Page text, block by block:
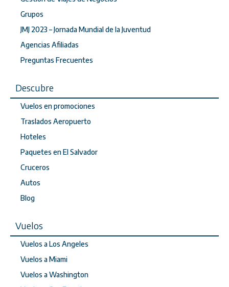
Grupos
JMJ 2023 – Jornada Mundial de la Juventud
Agencias Afiliadas
Preguntas Frecuentes
Descubre
Vuelos en promociones
Traslados Aeropuerto
Hoteles
Paquetes en El Salvador
Cruceros
Autos
Blog
Vuelos
Vuelos a Los Angeles
Vuelos a Miami
Vuelos a Washington